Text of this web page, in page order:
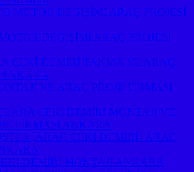
MOTOR DEGİŞİMİ ARAÇ PROJESİ
DEGİŞİMİ ARAÇ PROJESİ
ÇEKİ DEMİRİ TAKMA VE ARAÇ
ANKARA
VE ARAÇ PROJE FİRMASI
ÇEKİ DEMİRİ MONTAJI VE
FİRMASI ANKARA
,ARAÇ ÇEKİ DEMİRİ+ARAÇ
DEMİRİ MONTAJI ANKARA